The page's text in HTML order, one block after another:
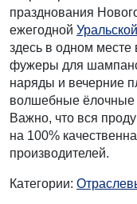
празднования
ежегодной
здесь в одном
фужеры для
наряды и вечерние
волшебные ёлочные
Важно, что вся
на 100%
производителей.
Категории: